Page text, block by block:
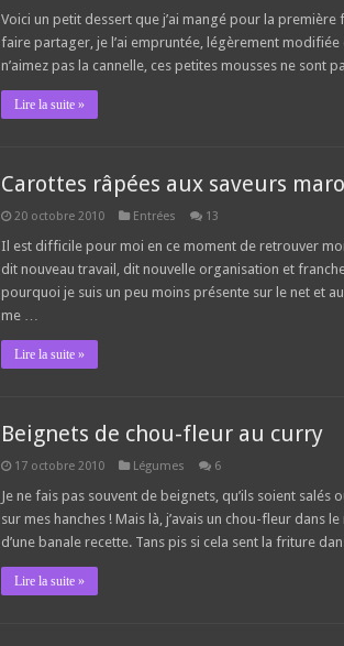
Voici un petit dessert que j’ai mangé pour la
faire partager, je l’ai empruntée, légèrement
n’aimez pas la cannelle, ces petites mousses ne sont
Lire la suite »
Carottes râpées aux saveurs
20 octobre 2010 Entrées 13
Il est difficile pour moi en ce moment de retrouver
dit nouveau travail, dit nouvelle organisation et
pourquoi je suis un peu moins présente sur le net et
me …
Lire la suite »
Beignets de chou-fleur au curry
17 octobre 2010 Légumes 6
Je ne fais pas souvent de beignets, qu’ils soient
sur mes hanches ! Mais là, j’avais un chou-fleur dans
d’une banale recette. Tans pis si cela sent la friture
Lire la suite »